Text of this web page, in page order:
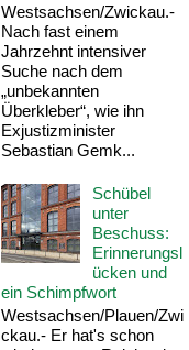
Westsachsen/Zwickau.-
Nach fast einem
Jahrzehnt intensiver
Suche nach dem
„unbekannten
Überkleber“, wie ihn
Exjustizminister
Sebastian Gemk...
Schübel
unter
Beschuss:
Erinnerungsl
ücken und
ein Schimpfwort
Westsachsen/Plauen/Zwi
ckau.- Er hat's schon